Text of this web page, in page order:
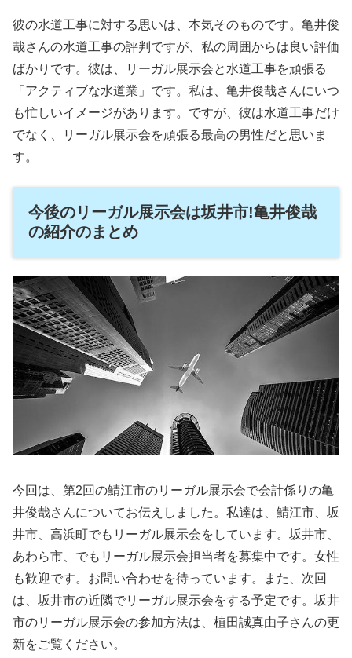
彼の水道工事に対する思いは、本気そのものです。亀井俊
哉さんの水道工事の評判ですが、私の周囲からは良い評価
ばかりです。彼は、リーガル展示会と水道工事を頑張る
「アクティブな水道業」です。私は、亀井俊哉さんにいつ
も忙しいイメージがあります。ですが、彼は水道工事だけ
でなく、リーガル展示会を頑張る最高の男性だと思いま
す。
今後のリーガル展示会は坂井市!亀井俊哉
の紹介のまとめ
今回は、第2回の鯖江市のリーガル展示会で会計係りの亀
井俊哉さんについてお伝えしました。私達は、鯖江市、坂
井市、高浜町でもリーガル展示会をしています。坂井市、
あわら市、でもリーガル展示会担当者を募集中です。女性
も歓迎です。お問い合わせを待っています。また、次回
は、坂井市の近隣でリーガル展示会をする予定です。坂井
市のリーガル展示会の参加方法は、植田誠真由子さんの更
新をご覧ください。